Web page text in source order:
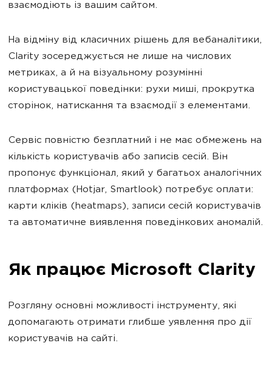
взаємодіють із вашим сайтом.
На відміну від класичних рішень для вебаналітики,
Clarity зосереджується не лише на числових
метриках, а й на візуальному розумінні
користувацької поведінки: рухи миші, прокрутка
сторінок, натискання та взаємодії з елементами.
Сервіс повністю безплатний і не має обмежень на
кількість користувачів або записів сесій. Він
пропонує функціонал, який у багатьох аналогічних
платформах (Hotjar, Smartlook) потребує оплати:
карти кліків (heatmaps), записи сесій користувачів
та автоматичне виявлення поведінкових аномалій.
Як працює Microsoft Clarity
Розгляну основні можливості інструменту, які
допомагають отримати глибше уявлення про дії
користувачів на сайті.